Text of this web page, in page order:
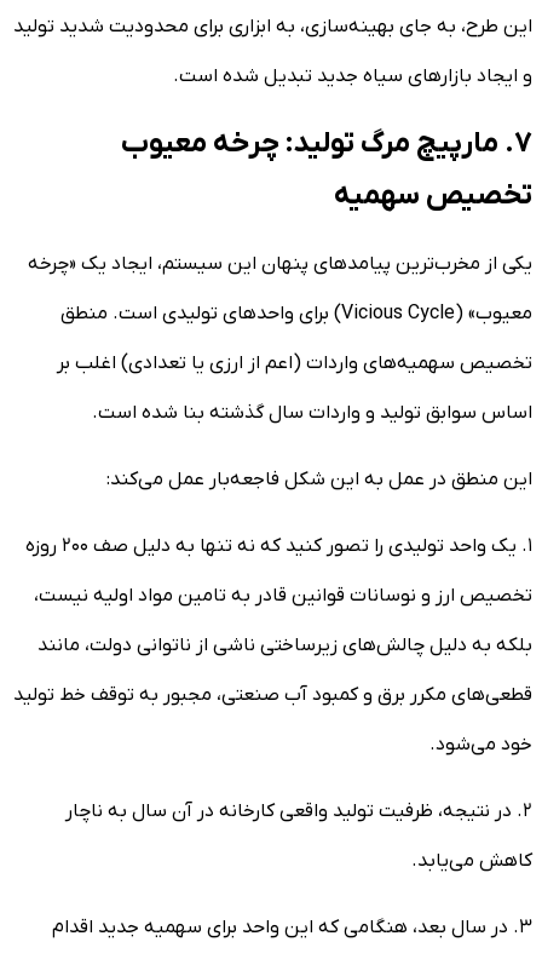
این طرح، به جای بهینه‌سازی، به ابزاری برای محدودیت شدید تولید
و ایجاد بازار‌های سیاه جدید تبدیل شده است.
۷. مارپیچ مرگ تولید: چرخه معیوب
تخصیص سهمیه
یکی از مخرب‌ترین پیامد‌های پنهان این سیستم، ایجاد یک «چرخه
معیوب» (Vicious Cycle) برای واحد‌های تولیدی است. منطق
تخصیص سهمیه‌های واردات (اعم از ارزی یا تعدادی) اغلب بر
اساس سوابق تولید و واردات سال گذشته بنا شده است.
این منطق در عمل به این شکل فاجعه‌بار عمل می‌کند:
۱. یک واحد تولیدی را تصور کنید که نه تنها به دلیل صف ۲۰۰ روزه
تخصیص ارز و نوسانات قوانین قادر به تامین مواد اولیه نیست،
بلکه به دلیل چالش‌های زیرساختی ناشی از ناتوانی دولت، مانند
قطعی‌های مکرر برق و کمبود آب صنعتی، مجبور به توقف خط تولید
خود می‌شود.
۲. در نتیجه، ظرفیت تولید واقعی کارخانه در آن سال به ناچار
کاهش می‌یابد.
۳. در سال بعد، هنگامی که این واحد برای سهمیه جدید اقدام